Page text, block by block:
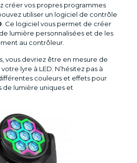
créer vos propres programmes
utiliser un logiciel de contrôle
. Ce logiciel vous permet de créer
lumière personnalisées et de les
au contrôleur.
vous devriez être en mesure de
lyre à LED. N’hésitez pas à
couleurs et effets pour
de lumière uniques et